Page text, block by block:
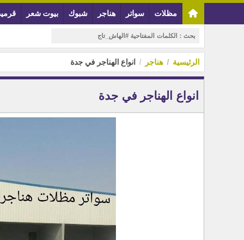
مظلات سواتر هناجر شبوك بيوت شعر
الرئيسية هناجر انواع الهناجر في جدة
انواع الهناجر في جدة